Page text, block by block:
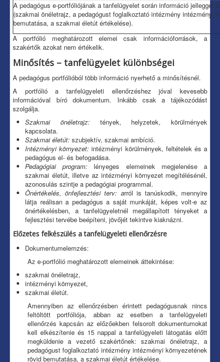
A pedagógus e-portfóliójának a tanfelügyelet során információ jelleggel
(szakmai önéletrajz, a pedagógust foglalkoztató intézmény intézményi
bemutatása, a szakmai életút értékelése).
A portfólió meghatározott elemei csak információforrások, a
szakértők azokat nem értékelik.
Minősítés – tanfelügyelet különbségei
A pedagógus portfólióból több információ nyerhető a minősítésnél.
A portfólió a tanfelügyeleti ellenőrzéshez jóval kevesebb
információval bíró dokumentum. Inkább csak a tájékozódást
szolgálja.
Szakmai önéletrajz: tények, helyzetek, körülmények
kapcsolata.
Szakmai életút: szubjektív, szakmai ambíció.
Intézményi környezet: intézményi körülmények, feltételek és a
pedagógus el- és befogadása.
Pedagógiai program:lényeges elemeinek megjelenése a
szakmai életút, illetve az intézményi környezet megítélésénél,
azonosulás szintje a pedagógiai programmal.
Önértékelés, önfejlesztési terv: arról is tanúskodik, mennyire
látja reálisan a pedagógus a saját munkáját, képes volt-e az
önértékelésben, a tanfelügyeletnél megállapított tényeket a
fejlesztési tervébe beépíteni, jövőjét tekintve kiaknázni.
Előzetes felkészülés a tanfelügyeleti ellenőrzésre
Dokumentumelemzés:
Az e-portfólió meghatározott elemeinek áttekintése:
szakmai önéletrajz,
intézményi környezet,
szakmai életút.
Amennyiben az ellenőrzésben érintett pedagógusnak nincs
feltöltött portfóliója, abban az esetben a tanfelügyeleti
ellenőrzés kapcsán az előzőekben felsorolt dokumentumokat
kell elkészítenie és 15 nappal a tanfelügyeleti látogatás előtt
megküldenie a vezető szakértőnek: szakmai önéletrajz, a
pedagógust foglalkoztató intézmény intézményi környezetének
rövid bemutatása, a szakmai életút értékelése.